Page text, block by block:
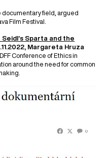
documentary field, argued
Film Festival.
Seidl’s Sparta and the
Margareta Hruza
Conference of Ethics in
around the need for common